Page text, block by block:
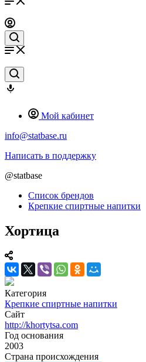
Мой кабинет
info@statbase.ru
Написать в поддержку
@statbase
Список брендов
Крепкие спиртные напитки
Хортица
Категория
Крепкие спиртные напитки
Сайт
http://khortytsa.com
Год основания
2003
Страна происхождения